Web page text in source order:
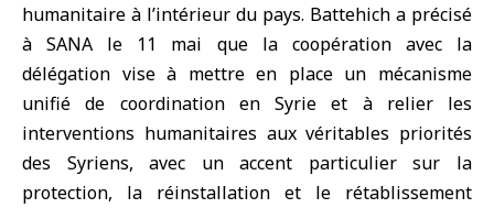
humanitaire à l’intérieur du pays. Battehich a précisé
à SANA le 11 mai que la coopération avec la
délégation vise à mettre en place un mécanisme
unifié de coordination en Syrie et à relier les
interventions humanitaires aux véritables priorités
des Syriens, avec un accent particulier sur la
protection, la réinstallation et le rétablissement